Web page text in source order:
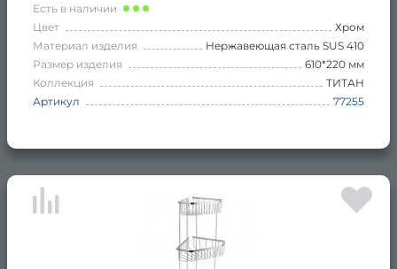
Есть в наличии
Цвет
Хром
Материал изделия
Нержавеющая сталь SUS 410
Размер изделия
610*220 мм
Коллекция
ТИТАН
Артикул
77255